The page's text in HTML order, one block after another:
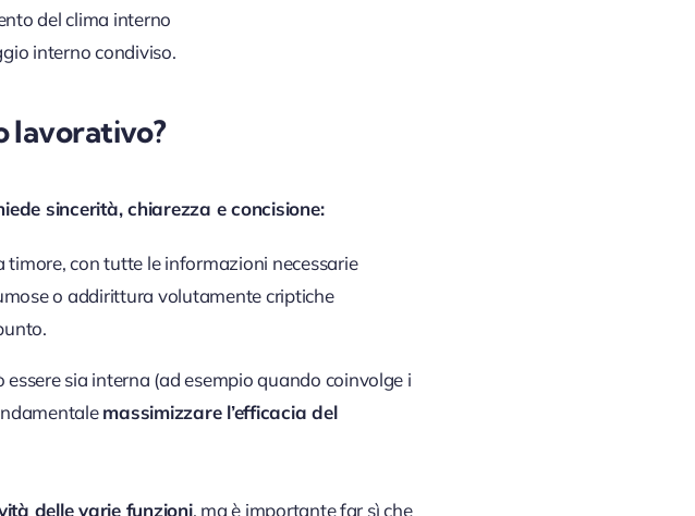
del clima interno
interno condiviso.
lavorativo?
sincerità, chiarezza e concisione:
con tutte le informazioni necessarie
o addirittura volutamente criptiche
sia interna (ad esempio quando coinvolge i
massimizzare l’efficacia del
delle varie funzioni, ma è importante far sì che